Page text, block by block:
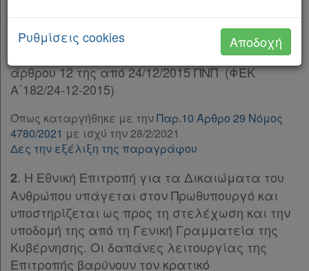
Assistant
Νομολογία
Kodiko
Forum
Αναζήτηση
Κ.Α.Δ.
Διακρατικές
Συμφωνίες
Ελλάδας
Παρ.5
Παρ.7
Άρθρο 5
Άρθρο 6
Παρ.1
Παρ.2
Παρ.1
Παρ.2
Παρ.3
Παρ.4
Άρθρο 8 [-]
Παρ.1
ανθρώπου.
όπως τροποποιήθηκε με τη παρ.1 του
άρθρου 12 της από 24/12/2015 ΠΝΠ (ΦΕΚ
Α΄182/24-12-2015)
Όπως καταργήθηκε με τηνΠαρ.10 Άρθρο 29 Νόμος
4780/2021 με ισχύ την 28/2/2021
Δες την εξέλιξη της παραγράφου
2. Η Εθνική Επιτροπή για τα Δικαιώματα του
Ανθρώπου υπάγεται στον Πρωθυπουργό και
υποστηρίζεται ως προς τη στελέχωση και την
υποδομή της από τη Γενική Γραμματεία της
Κυβέρνησης. Οι δαπάνες λειτουργίας της
Επιτροπής βαρύνουν τον κρατικό
Ρυθμίσεις cookies Αποδοχή